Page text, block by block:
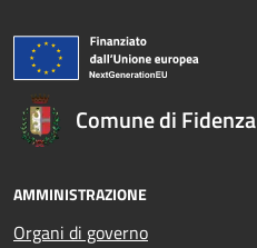
Comune di Fidenza
AMMINISTRAZIONE
Organi di governo